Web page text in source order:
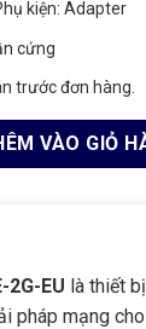
kiện: Adapter
cứng
trước đơn hàng.
EU | Switch
VÀO GIỎ
2G-EU là thiết
pháp mạng